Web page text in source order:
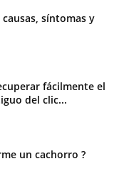
síntomas y
fácilmente el
del clic...
un cachorro ?